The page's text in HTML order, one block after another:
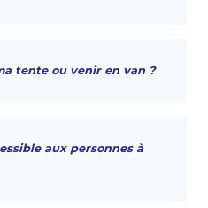
tente ou venir en van ?
aux personnes à